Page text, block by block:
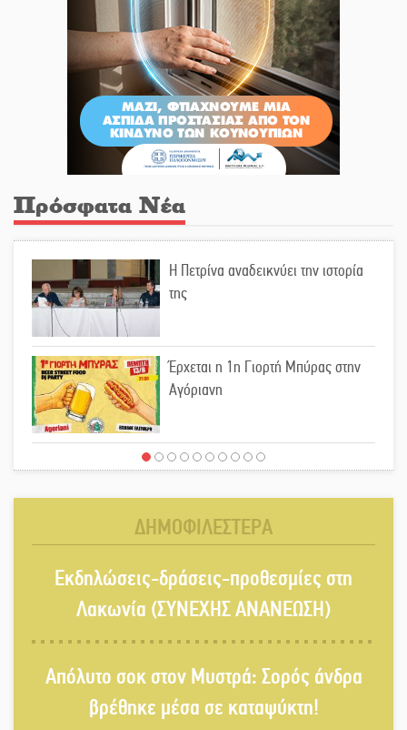
Πρόσφατα Νέα
Η Πετρίνα αναδεικνύει την ιστορία
της
Έρχεται η 1η Γιορτή Μπύρας στην
Αγόριανη
Παγιώνεται δημοσκοπικά ο…
ύδρευση στη Μάνη
«Νεαπολίτικα καρετομωράκια» στη
Νεάπολη
ΔΗΜΟΦΙΛΕΣΤΕΡΑ
Εκδηλώσεις-δράσεις-προθεσμίες στη
Λακωνία (ΣΥΝΕΧΗΣ ΑΝΑΝΕΩΣΗ)
Απόλυτο σοκ στον Μυστρά: Σορός άνδρα
βρέθηκε μέσα σε καταψύκτη!